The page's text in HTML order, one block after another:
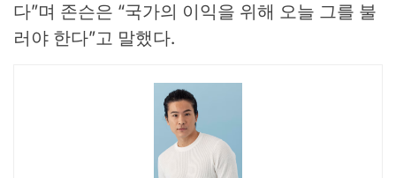
다”며 존슨은 “국가의 이익을 위해 오늘 그를 불
러야 한다”고 말했다.